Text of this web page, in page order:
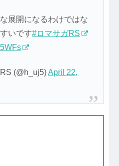
展開になるわけではな
いです#ロマサガRS
(@h_uj5)April 22,